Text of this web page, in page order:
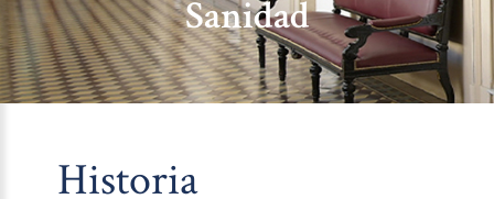
Sanidad
Historia